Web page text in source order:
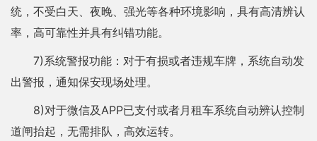
统，不受白天、夜晚、强光等各种环境影响，具有高清辨认
率，高可靠性并具有纠错功能。
7)系统警报功能：对于有损或者违规车牌，系统自动发
出警报，通知保安现场处理。
8)对于微信及APP已支付或者月租车系统自动辨认控制
道闸抬起，无需排队，高效运转。